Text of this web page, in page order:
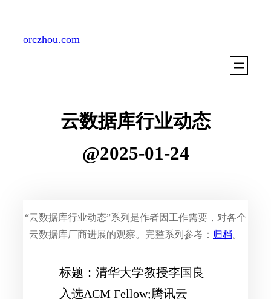
orczhou.com
云数据库行业动态
@2025-01-24
“云数据库行业动态”系列是作者因工作需要，对各个
云数据库厂商进展的观察。完整系列参考： 归档。
标题：清华大学教授李国良
入选ACM Fellow;腾讯云